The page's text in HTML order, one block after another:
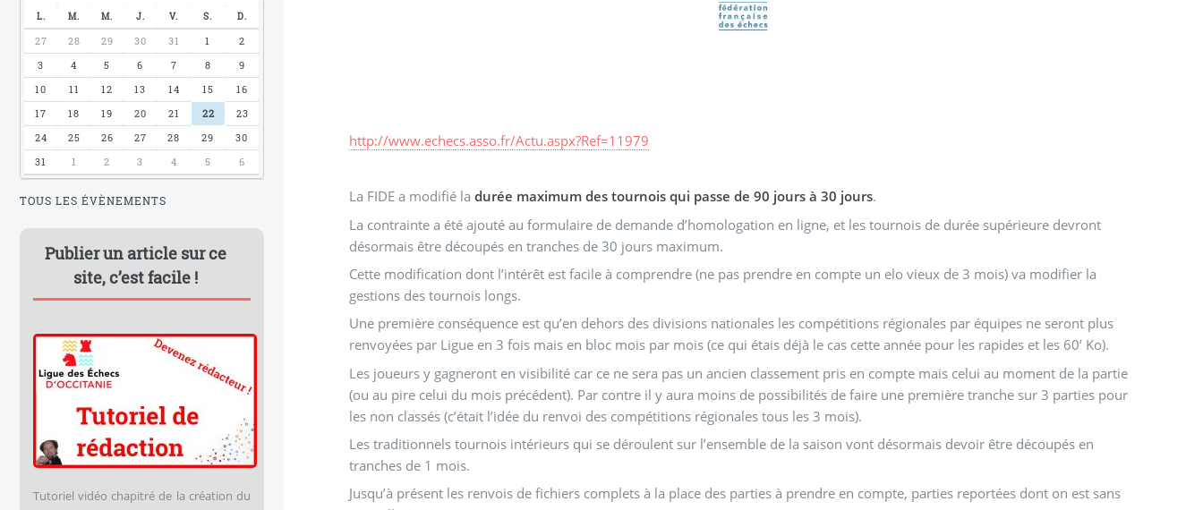
http://www.echecs.asso.fr/Actu.aspx?Ref=11979
La FIDE a modifié ladurée maximum des tournois qui passe de 90 jours à 30 jours.
La contrainte a été ajouté au formulaire de demande d’homologation en ligne, et les tournois de durée supérieure devront
désormais être découpés en tranches de 30 jours maximum.
Cette modification dont l’intérêt est facile à comprendre (ne pas prendre en compte un elo vieux de 3 mois) va modifier la
gestions des tournois longs.
Une première conséquence est qu’en dehors des divisions nationales les compétitions régionales par équipes ne seront plus
renvoyées par Ligue en 3 fois mais en bloc mois par mois (ce qui étais déjà le cas cette année pour les rapides et les 60’ Ko).
Les joueurs y gagneront en visibilité car ce ne sera pas un ancien classement pris en compte mais celui au moment de la partie
(ou au pire celui du mois précédent). Par contre il y aura moins de possibilités de faire une première tranche sur 3 parties pour
les non classés (c’était l’idée du renvoi des compétitions régionales tous les 3 mois).
Les traditionnels tournois intérieurs qui se déroulent sur l’ensemble de la saison vont désormais devoir être découpés en
tranches de 1 mois.
Jusqu’à présent les renvois de fichiers complets à la place des parties à prendre en compte, parties reportées dont on est sans
L. M. M. J. V. S. D.
27 28 29 30 31 1
2
3
4 5 6 7 8
9
10
11 12 13 14 15
16
17
18 19 20 21 22
23
24
25 26 27 28 29
30
31
1 2 3 4 5 6
TOUS LES ÉVÈNEMENTS
Publier un article sur ce
site, c’est facile !
Tutoriel vidéo chapitré de la création du